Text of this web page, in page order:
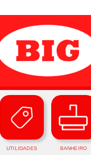
UTILIDADES BANHEIRO